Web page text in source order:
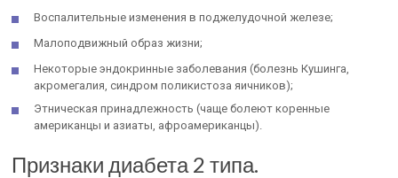
Воспалительные изменения в поджелудочной железе;
Малоподвижный образ жизни;
Некоторые эндокринные заболевания (болезнь Кушинга,
акромегалия, синдром поликистоза яичников);
Этническая принадлежность (чаще болеют коренные
американцы и азиаты, афроамериканцы).
Признаки диабета 2 типа.